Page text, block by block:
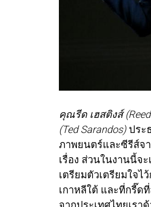
คุณรีด เฮสติงส์
(Ted Sarandos) ประ
ภาพยนตร์และซีรีส์จา
เรื่อง ส่วนในงานนี้จ
เตรียมตัวเตรียมใจ
เกาหลีใต้ และที่กรี๊ด